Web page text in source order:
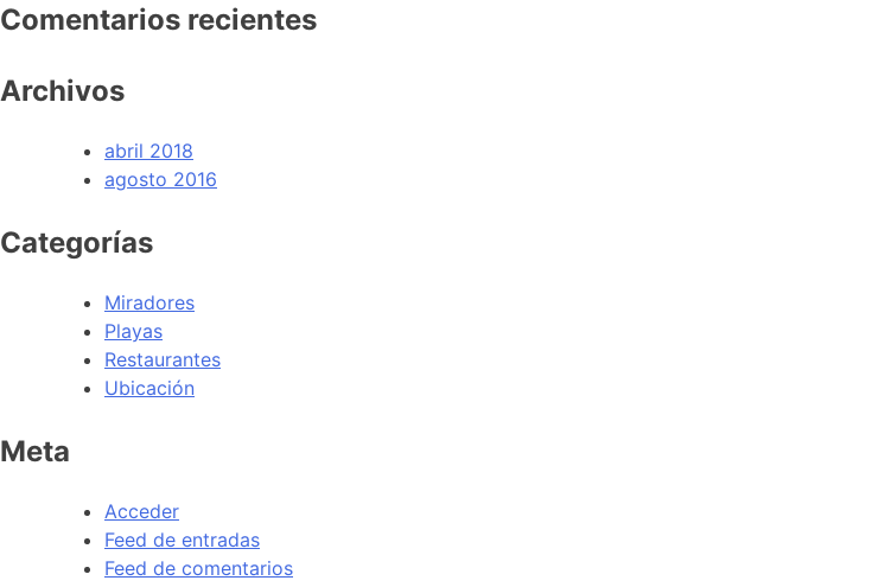
Comentarios recientes
Archivos
abril 2018
agosto 2016
Categorías
Miradores
Playas
Restaurantes
Ubicación
Meta
Acceder
Feed de entradas
Feed de comentarios